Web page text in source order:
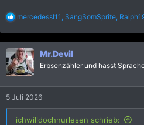
R
a
k
t
i
o
n
:
mercedessl11 SangSomSprite
Mr.Devil
Erbsenzähler und hasst
5 Juli 2026
ichwilldochnurlesen schrieb: